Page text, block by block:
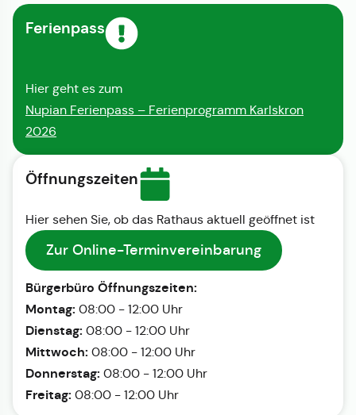
Ferienpass
Hier geht es zum
Nupian Ferienpass – Ferienprogramm Karlskron
2026
Öffnungszeiten
Hier sehen Sie, ob das Rathaus aktuell geöffnet ist
Zur Online-Terminvereinbarung
Bürgerbüro Öffnungszeiten:
Montag: 08:00 - 12:00 Uhr
Dienstag: 08:00 - 12:00 Uhr
Mittwoch: 08:00 - 12:00 Uhr
Donnerstag: 08:00 - 12:00 Uhr
Freitag: 08:00 - 12:00 Uhr